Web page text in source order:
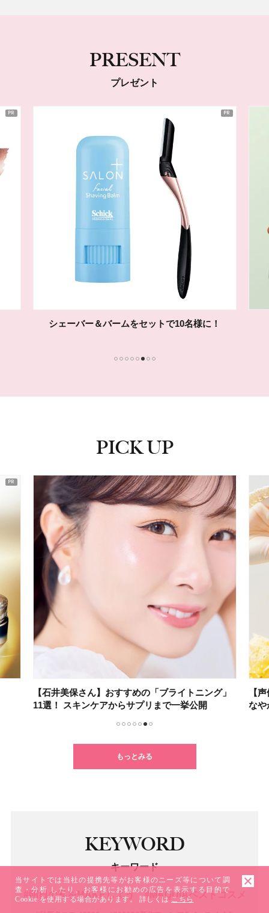
PRESENT
プレゼント
PICK UP
ん】おすすめの「ブライトニング」
ケアからサプリまで一挙公開
【声優・小倉 唯さん】
なやかな身体づくりの
もっとみる
KEYWORD
キーワード
#明日の私をMAKEしよう #MAQUIAベストコスメ
当サイトでは当社の提携先等がお客様のニーズ等について調
査・分析 したり、お客様にお勧めの広告を表示する目的で
Cookie を使用する場合があります。 詳しくは こちら